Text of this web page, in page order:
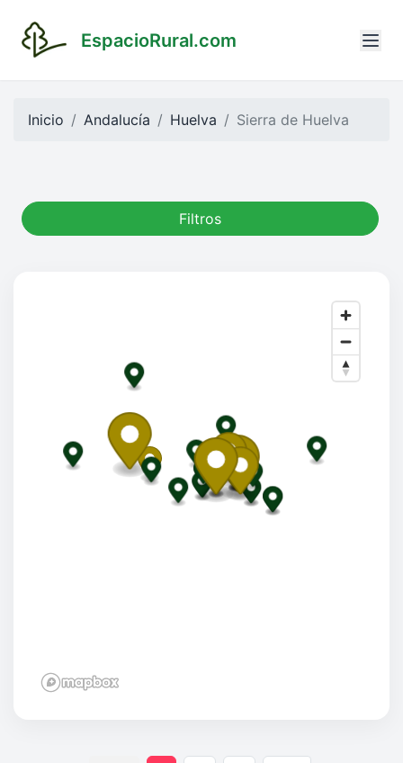
EspacioRural.com
Inicio Andalucía Huelva Sierra de Huelva
Filtros